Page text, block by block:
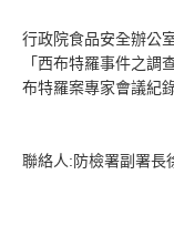
行政院食品安全辦公
「西布特羅事件之調
布特羅案專家會議紀
聯絡人:防檢署副署